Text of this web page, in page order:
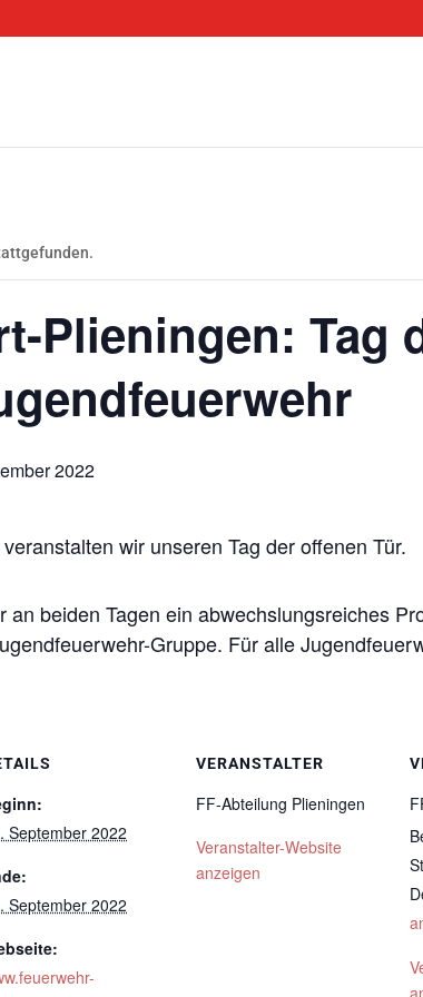
Plieningen: Tag
2022
wir unseren Tag der offenen Tür.
an beiden Tagen ein abwechslungsreiches
Gruppe. Für alle
September 2022
September 2022
VERANSTALTER
FF-Abteilung Plieningen
Veranstalter-Website
anzeigen